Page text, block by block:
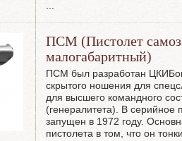
ПСМ (Пистолет
малогабаритный)
ПСМ был разработан
скрытого ношения для
для высшего командного
(генералитета). В серийное
запущен в 1972 году.
пистолета в том, что он